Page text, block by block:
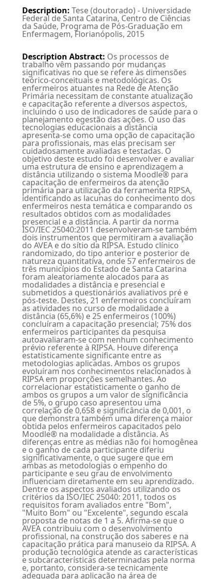
Description: Tese (doutorado) - Universidade
Federal de Santa Catarina, Centro de Ciências
da Saúde, Programa de Pós-Graduação em
Enfermagem, Florianópolis, 2015
Description Abstract: Os processos de
trabalho vêm passando por mudanças
significativas no que se refere às dimensões
teórico-conceituais e metodológicas. Os
enfermeiros atuantes na Rede de Atenção
Primária necessitam de constante atualização
e capacitação referente a diversos aspectos,
incluindo o uso de indicadores de saúde para o
planejamento egestão das ações. O uso das
tecnologias educacionais a distância
apresenta-se como uma opção de capacitação
para profissionais, mas elas precisam ser
cuidadosamente avaliadas e testadas. O
objetivo deste estudo foi desenvolver e avaliar
uma estrutura de ensino e aprendizagem a
distância utilizando o sistema Moodle® para
capacitação de enfermeiros da atenção
primária para utilização da ferramenta RIPSA,
identificando as lacunas do conhecimento dos
enfermeiros nesta temática e comparando os
resultados obtidos com as modalidades
presencial e a distância. A partir da norma
ISO/IEC 25040:2011 desenvolveram-se também
dois instrumentos que permitiram a avaliação
do AVEA e do sítio da RIPSA. Estudo clínico
randomizado, do tipo anterior e posterior de
natureza quantitativa, onde 57 enfermeiros de
três municípios do Estado de Santa Catarina
foram aleatoriamente alocados para as
modalidades a distância e presencial e
submetidos a questionários avaliativos pré e
pós-teste. Destes, 21 enfermeiros concluíram
as atividades no curso de modalidade a
distância (65,6%) e 25 enfermeiros (100%)
concluíram a capacitação presencial; 75% dos
enfermeiros participantes da pesquisa
autoavaliaram-se com nenhum conhecimento
prévio referente à RIPSA. Houve diferença
estatisticamente significante entre as
metodologias aplicadas. Ambos os grupos
evoluíram nos conhecimentos relacionados à
RIPSA em proporções semelhantes. Ao
correlacionar estatisticamente o ganho de
ambos os grupos a um valor de significância
de 5%, o grupo caso apresentou uma
correlação de 0,658 e significância de 0,001, o
que demonstra também uma diferença maior
obtida pelos enfermeiros capacitados pelo
Moodle® na modalidade a distância. As
diferenças entre as médias não foi homogênea
e o ganho de cada participante diferiu
significativamente, o que sugere que em
ambas as metodologias o empenho do
participante e seu grau de envolvimento
influenciam diretamente em seu aprendizado.
Dentre os aspectos avaliados utilizando os
critérios da ISO/IEC 25040: 2011, todos os
requisitos foram avaliados entre "Bom",
"Muito Bom" ou "Excelente", segundo escala
proposta de notas de 1 a 5. Afirma-se que o
AVEA contribuiu com o desenvolvimento
profissional, na construção dos saberes e na
capacitação prática para manuseio da RIPSA. A
produção tecnológica atende as características
e subcaracterísticas determinadas pela norma
e, portanto, considera-se tecnicamente
adequada para aplicação na área de